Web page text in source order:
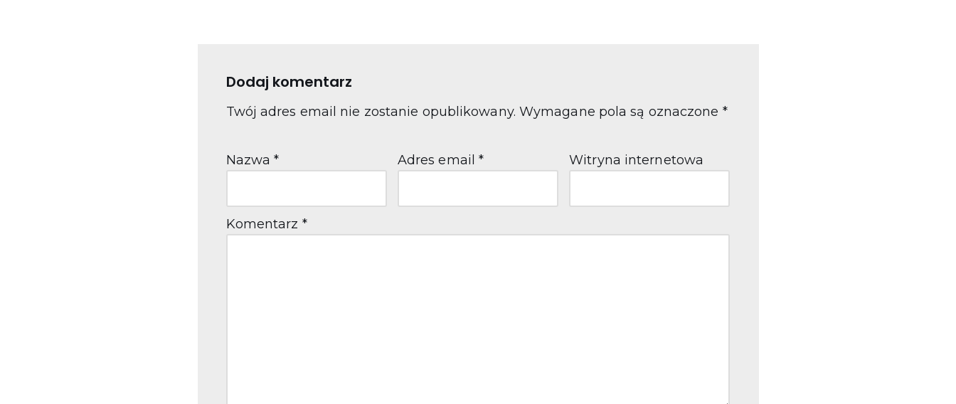
Dodaj komentarz
Twój adres email nie zostanie opublikowany. Wymagane pola są oznaczone *
Nazwa* Adres email* Witryna internetowa
Komentarz *